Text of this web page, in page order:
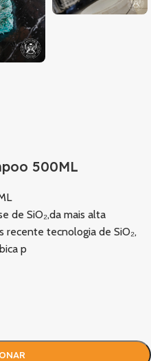
500ML
de SiO₂,da mais alta
recente tecnologia de SiO₂,
p